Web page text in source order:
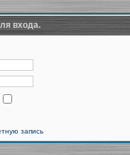
входа.
запись